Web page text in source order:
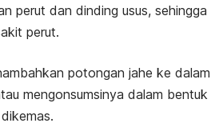
perut dan dinding usus, sehingga
perut.
potongan jahe ke dalam
mengonsumsinya dalam bentuk